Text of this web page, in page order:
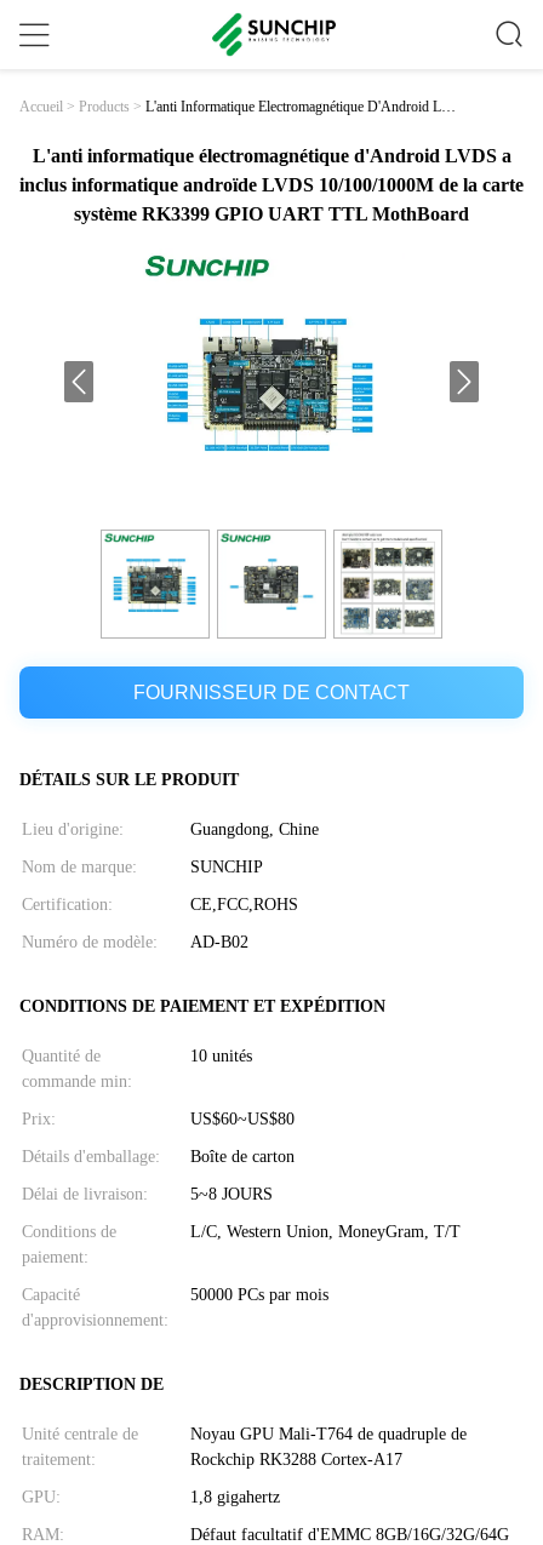
Accueil > Products > L'anti Informatique Électromagnétique D'Android LV
TL MothBoard
L'anti informatique électromagnétique d'Android LVDS a
inclus informatique androïde LVDS 10/100/1000M de la carte
système RK3399 GPIO UART TTL MothBoard
FOURNISSEUR DE CONTACT
DÉTAILS SUR LE PRODUIT
Lieu d'origine: Guangdong, Chine
Nom de marque: SUNCHIP
Certification: CE,FCC,ROHS
Numéro de modèle: AD-B02
CONDITIONS DE PAIEMENT ET EXPÉDITION
Quantité de
commande min:
10 unités
Prix: US$60~US$80
Détails d'emballage: Boîte de carton
Délai de livraison: 5~8 JOURS
Conditions de
paiement:
L/C, Western Union, MoneyGram, T/T
Capacité
d'approvisionnement:
50000 PCs par mois
DESCRIPTION DE
Unité centrale de
traitement:
Noyau GPU Mali-T764 de quadruple de
Rockchip RK3288 Cortex-A17
GPU: 1,8 gigahertz
RAM:
Défaut facultatif d'EMMC 8GB/16G/32G/64G